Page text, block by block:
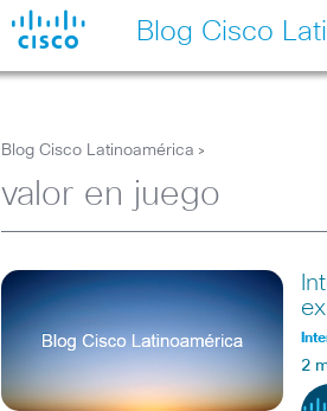
Blog Cisco
Blog Cisco Latinoamérica >
valor en juego
2